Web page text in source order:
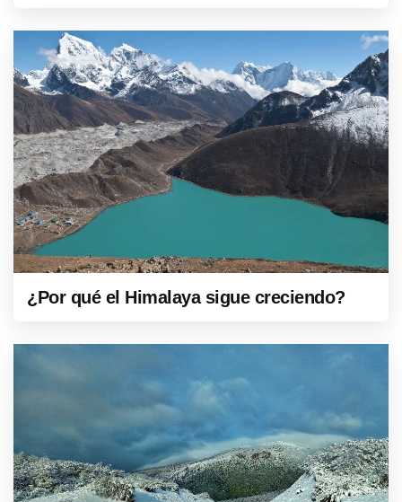
¿Por qué el Himalaya sigue creciendo?